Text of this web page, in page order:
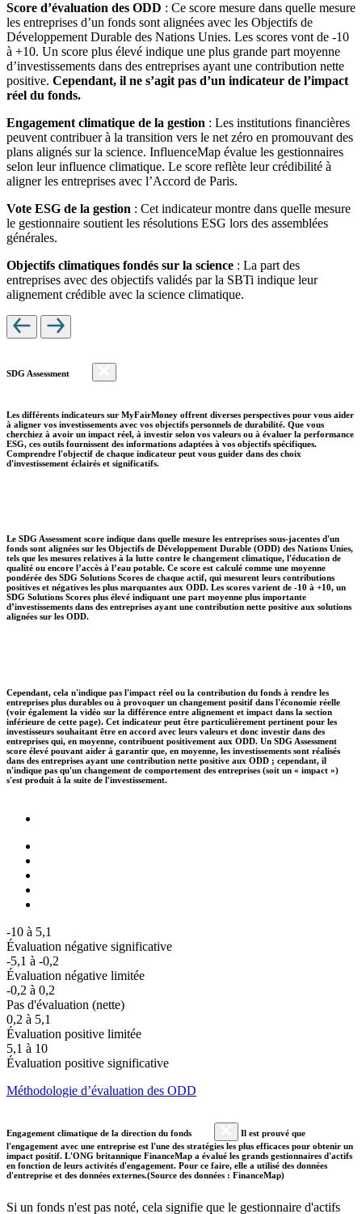
Score d’évaluation des ODD : Ce score mesure dans quelle mesure
les entreprises d’un fonds sont alignées avec les Objectifs de
Développement Durable des Nations Unies. Les scores vont de -10
à +10. Un score plus élevé indique une plus grande part moyenne
d’investissements dans des entreprises ayant une contribution nette
positive. Cependant, il ne s’agit pas d’un indicateur de l’impact
réel du fonds.
Engagement climatique de la gestion : Les institutions financières
peuvent contribuer à la transition vers le net zéro en promouvant des
plans alignés sur la science. InfluenceMap évalue les gestionnaires
selon leur influence climatique. Le score reflète leur crédibilité à
aligner les entreprises avec l’Accord de Paris.
Vote ESG de la gestion : Cet indicateur montre dans quelle mesure
le gestionnaire soutient les résolutions ESG lors des assemblées
générales.
Objectifs climatiques fondés sur la science : La part des
entreprises avec des objectifs validés par la SBTi indique leur
alignement crédible avec la science climatique.
SDG Assessment
Les différents indicateurs sur MyFairMoney offrent diverses perspectives pour vous aider
à aligner vos investissements avec vos objectifs personnels de durabilité. Que vous
cherchiez à avoir un impact réel, à investir selon vos valeurs ou à évaluer la performance
ESG, ces outils fournissent des informations adaptées à vos objectifs spécifiques.
Comprendre l'objectif de chaque indicateur peut vous guider dans des choix
d'investissement éclairés et significatifs.
Le SDG Assessment score indique dans quelle mesure les entreprises sous-jacentes d'un
fonds sont alignées sur les Objectifs de Développement Durable (ODD) des Nations Unies,
tels que les mesures relatives à la lutte contre le changement climatique, l'éducation de
qualité ou encore l’accès à l’eau potable. Ce score est calculé comme une moyenne
pondérée des SDG Solutions Scores de chaque actif, qui mesurent leurs contributions
positives et négatives les plus marquantes aux ODD. Les scores varient de -10 à +10, un
SDG Solutions Scores plus élevé indiquant une part moyenne plus importante
d’investissements dans des entreprises ayant une contribution nette positive aux solutions
alignées sur les ODD.
Cependant, cela n'indique pas l'impact réel ou la contribution du fonds à rendre les
entreprises plus durables ou à provoquer un changement positif dans l'économie réelle
(voir également la vidéo sur la différence entre alignement et impact dans la section
inférieure de cette page). Cet indicateur peut être particulièrement pertinent pour les
investisseurs souhaitant être en accord avec leurs valeurs et donc investir dans des
entreprises qui, en moyenne, contribuent positivement aux ODD. Un SDG Assessment
score élevé pouvant aider à garantir que, en moyenne, les investissements sont réalisés
dans des entreprises ayant une contribution nette positive aux ODD ; cependant, il
n'indique pas qu'un changement de comportement des entreprises (soit un « impact »)
s'est produit à la suite de l'investissement.
-10 à 5,1
Évaluation négative significative
-5,1 à -0,2
Évaluation négative limitée
-0,2 à 0,2
Pas d'évaluation (nette)
0,2 à 5,1
Évaluation positive limitée
5,1 à 10
Évaluation positive significative
Méthodologie d’évaluation des ODD
Engagement climatique de la direction du fonds
Il est prouvé que
l'engagement avec une entreprise est l'une des stratégies les plus efficaces pour obtenir un
impact positif. L'ONG britannique FinanceMap a évalué les grands gestionnaires d'actifs
en fonction de leurs activités d'engagement. Pour ce faire, elle a utilisé des données
d'entreprise et des données externes.(Source des données : FinanceMap)
Si un fonds n'est pas noté, cela signifie que le gestionnaire d'actifs